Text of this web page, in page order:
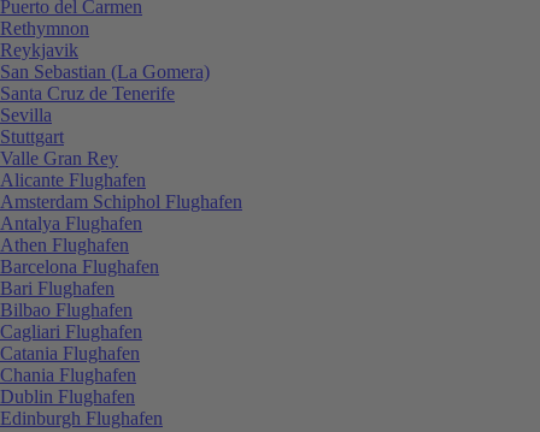
Puerto del Carmen
Rethymnon
Reykjavik
San Sebastian (La Gomera)
Santa Cruz de Tenerife
Sevilla
Stuttgart
Valle Gran Rey
Alicante Flughafen
Amsterdam Schiphol Flughafen
Antalya Flughafen
Athen Flughafen
Barcelona Flughafen
Bari Flughafen
Bilbao Flughafen
Cagliari Flughafen
Catania Flughafen
Chania Flughafen
Dublin Flughafen
Edinburgh Flughafen